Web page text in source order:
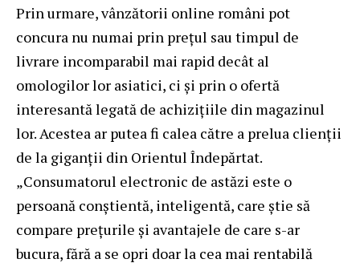
Prin urmare, vânzătorii online români pot
concura nu numai prin prețul sau timpul de
livrare incomparabil mai rapid decât al
omologilor lor asiatici, ci și prin o ofertă
interesantă legată de achizițiile din magazinul
lor. Acestea ar putea fi calea către a prelua clienții
de la giganții din Orientul Îndepărtat.
„Consumatorul electronic de astăzi este o
persoană conștientă, inteligentă, care știe să
compare prețurile și avantajele de care s-ar
bucura, fără a se opri doar la cea mai rentabilă